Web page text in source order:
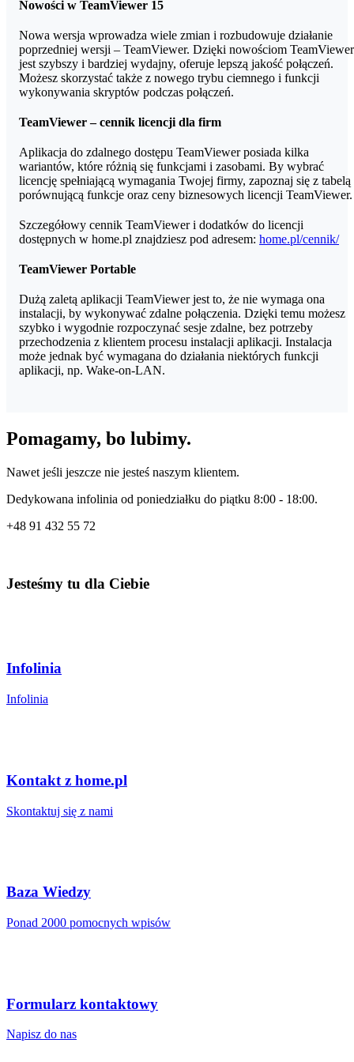
Nowości w TeamViewer 15
Nowa wersja wprowadza wiele zmian i rozbudowuje działanie
poprzedniej wersji – TeamViewer. Dzięki nowościom TeamViewer
jest szybszy i bardziej wydajny, oferuje lepszą jakość połączeń.
Możesz skorzystać także z nowego trybu ciemnego i funkcji
wykonywania skryptów podczas połączeń.
TeamViewer – cennik licencji dla firm
Aplikacja do zdalnego dostępu TeamViewer posiada kilka
wariantów, które różnią się funkcjami i zasobami. By wybrać
licencję spełniającą wymagania Twojej firmy, zapoznaj się z tabelą
porównującą funkcje oraz ceny biznesowych licencji TeamViewer.
Szczegółowy cennik TeamViewer i dodatków do licencji
dostępnych w home.pl znajdziesz pod adresem: home.pl/cennik/
TeamViewer Portable
Dużą zaletą aplikacji TeamViewer jest to, że nie wymaga ona
instalacji, by wykonywać zdalne połączenia. Dzięki temu możesz
szybko i wygodnie rozpoczynać sesje zdalne, bez potrzeby
przechodzenia z klientem procesu instalacji aplikacji. Instalacja
może jednak być wymagana do działania niektórych funkcji
aplikacji, np. Wake-on-LAN.
Pomagamy, bo lubimy.
Nawet jeśli jeszcze nie jesteś naszym klientem.
Dedykowana infolinia od poniedziałku do piątku 8:00 - 18:00.
+48 91 432 55 72
Jesteśmy tu dla Ciebie
Infolinia
Infolinia
Kontakt z home.pl
Skontaktuj się z nami
Baza Wiedzy
Ponad 2000 pomocnych wpisów
Formularz kontaktowy
Napisz do nas